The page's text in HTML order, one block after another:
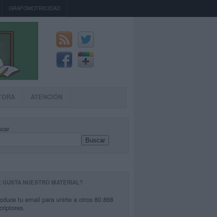
GRAFOMOTRICIDAD
ATENCIÓN
Buscar
GUSTA NUESTRO MATERIAL?
tu email para unirte a otros 80.868